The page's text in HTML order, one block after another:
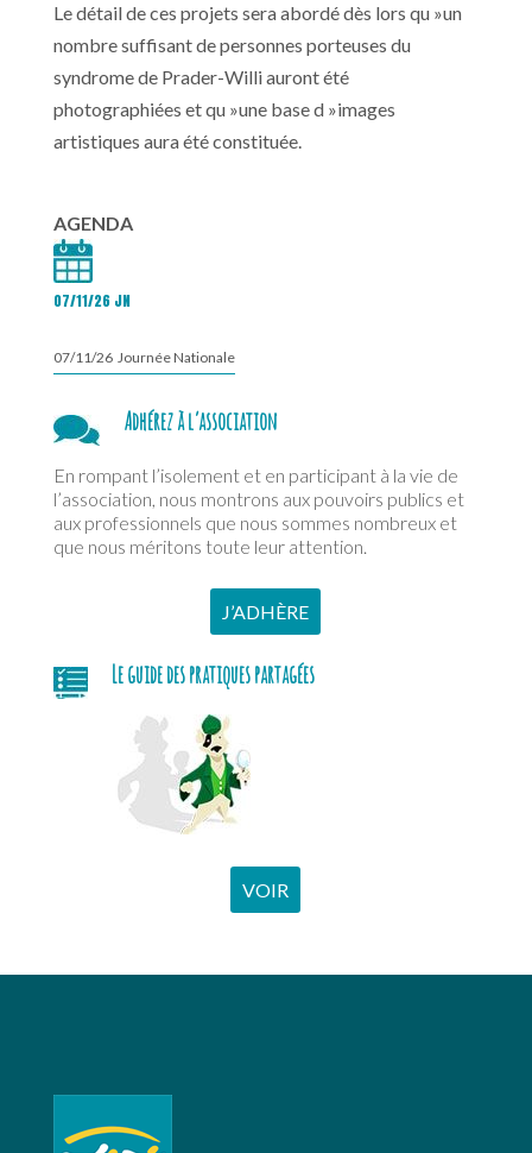
Le détail de ces projets sera abordé dès lors qu »un
nombre suffisant de personnes porteuses du
syndrome de Prader-Willi auront été
photographiées et qu »une base d »images
artistiques aura été constituée.
AGENDA
07/11/26 JN
07/11/26 Journée Nationale
Adhérez à l’association
En rompant l’isolement et en participant à la vie de
l’association, nous montrons aux pouvoirs publics et
aux professionnels que nous sommes nombreux et
que nous méritons toute leur attention.
J’ADHÈRE
Le guide des pratiques partagées
VOIR